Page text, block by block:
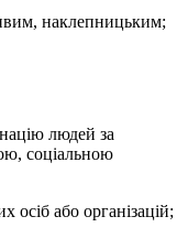
наклепницьким;
людей за
соціальною
осіб або організацій;